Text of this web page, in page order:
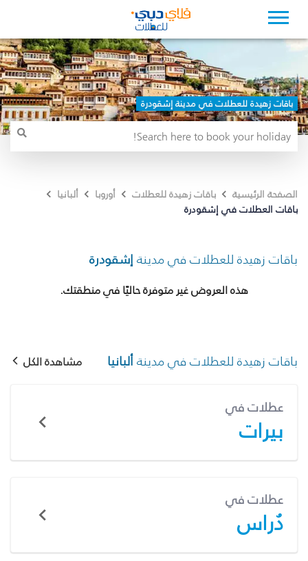
باقات زهيدة للعطلات في مدينة إشقودرة
الصفحة الرئيسية باقات زهيدة للعطلات أوروبا
ألبانيا
باقات العطلات في إشقودرة
باقات زهيدة للعطلات في مدينة إشقودرة
هذه العروض غير متوفرة حاليًا في منطقتك.
باقات زهيدة للعطلات في مدينةألبانيا مشاهدة الكل
عطلات في
بيرات
عطلات في
دُراس